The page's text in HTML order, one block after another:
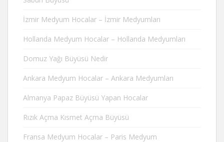
İzmir Medyum Hocalar – İzmir Medyumları
Hollanda Medyum Hocalar – Hollanda Medyumları
Domuz Yağı Büyüsü Nedir
Ankara Medyum Hocalar – Ankara Medyumları
Almanya Papaz Büyüsü Yapan Hocalar
Rızık Açma Kısmet Açma Büyüsü
Fransa Medyum Hocalar – Paris Medyum